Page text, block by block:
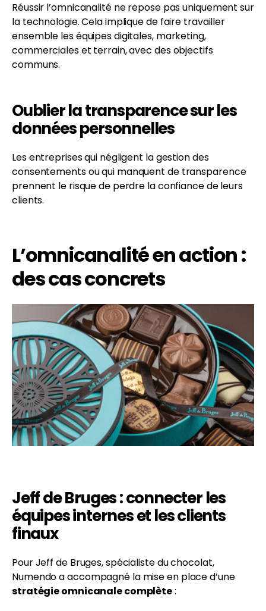
Réussir l’omnicanalité ne repose pas uniquement sur
la technologie. Cela implique de faire travailler
ensemble les équipes digitales, marketing,
commerciales et terrain, avec des objectifs
communs.
Oublier la transparence sur les
données personnelles
Les entreprises qui négligent la gestion des
consentements ou qui manquent de transparence
prennent le risque de perdre la confiance de leurs
clients.
L’omnicanalité en action :
des cas concrets
Jeff de Bruges : connecter les
équipes internes et les clients
finaux
Pour Jeff de Bruges, spécialiste du chocolat,
Numendo a accompagné la mise en place d’une
stratégie omnicanale complète: